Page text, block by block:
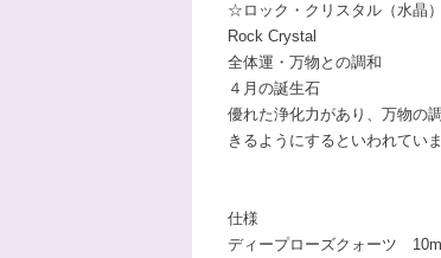
☆ロック・クリスタル（水晶）
Rock Crystal
全体運・万物との調和
４月の誕生石
優れた浄化力があり、万物の
きるようにするといわれていま
仕様
ディープローズクォーツ